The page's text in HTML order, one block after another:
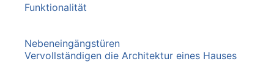
Funktionalität
Nebeneingängstüren
Vervollständigen die Architektur eines Hauses